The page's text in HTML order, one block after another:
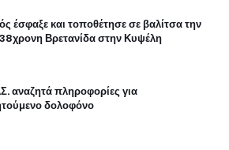
έσφαξε και τοποθέτησε σε βαλίτσα την
Βρετανίδα στην Κυψέλη
αναζητά πληροφορίες για
δολοφόνο